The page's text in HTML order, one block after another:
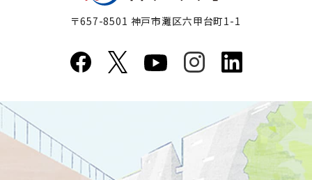
〒657-8501 神戸市灘区六甲台町1-1